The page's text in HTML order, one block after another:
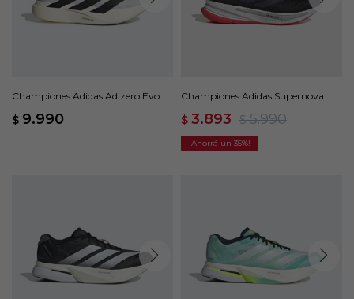
Championes Adidas Adizero Evo SL
$ 9.990
Championes Adidas Supernova
$ 3.893 $ 5.990
35